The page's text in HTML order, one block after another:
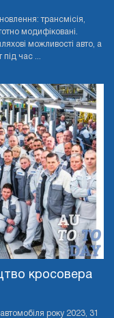
трансмісія,
модифіковані.
можливості авто, а
час ...
кросовера
року 2023, 31